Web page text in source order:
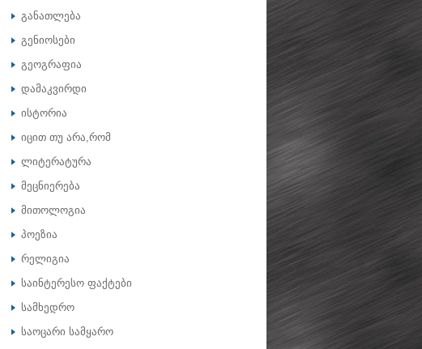
განათლება
გენიოსები
გეოგრაფია
დამაკვირდი
ისტორია
იცით თუ არა,რომ
ლიტერატურა
მეცნიერება
მითოლოგია
პოეზია
რელიგია
საინტერესო ფაქტები
სამხედრო
საოცარი სამყარო